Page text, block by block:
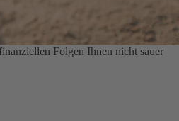
Folgen Ihnen nicht sauer